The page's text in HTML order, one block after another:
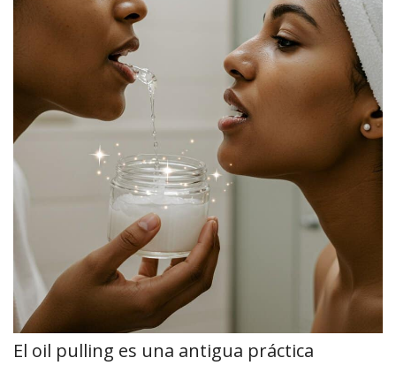
El oil pulling es una antigua práctica